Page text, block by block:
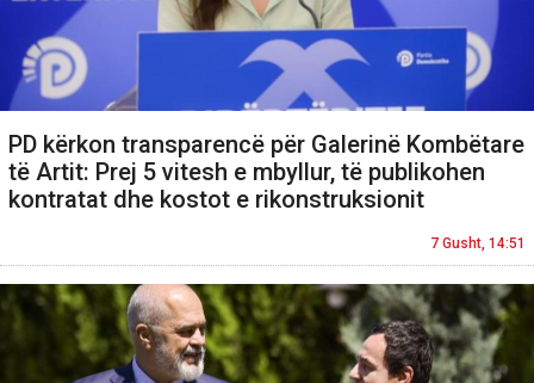
PD kërkon transparencë për Galerinë Kombëtare
të Artit: Prej 5 vitesh e mbyllur, të publikohen
kontratat dhe kostot e rikonstruksionit
7 Gusht, 14:51